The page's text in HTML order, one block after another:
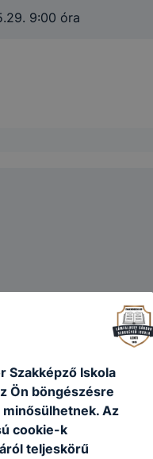
9:00 óra
Nemzeti Gyásznap)
Szakképző Iskola
Ön böngészésre
Az
cookie-k
teljeskörű